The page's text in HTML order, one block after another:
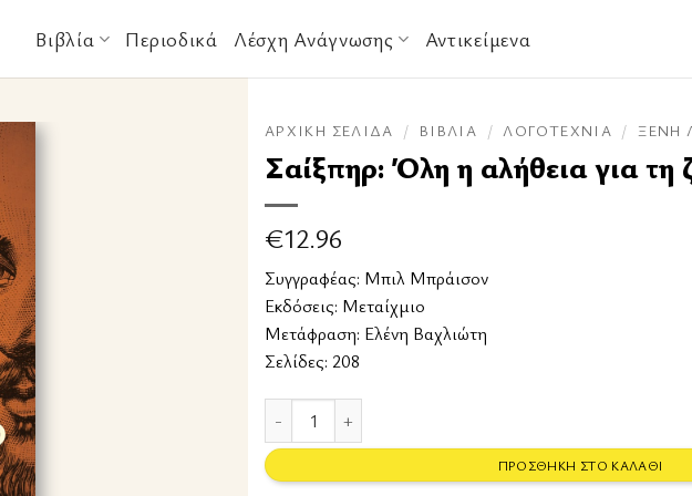
Βιβλία Περιοδικά Λέσχη Ανάγνωσης Αντικείμενα
ΑΡΧΙΚΉ ΣΕΛΊΔΑ / ΒΙΒΛΊΑ / ΛΟΓΟΤΕΧΝΊΑ / ΞΈΝΗ
Σαίξπηρ: Όλη η αλήθεια για τη
€12.96
Συγγραφέας: Μπιλ Μπράισον
Εκδόσεις: Μεταίχμιο
Μετάφραση: Ελένη Βαχλιώτη
Σελίδες: 208
ΠΡΟΣΘΉΚΗ ΣΤΟ ΚΑΛΆΘΙ